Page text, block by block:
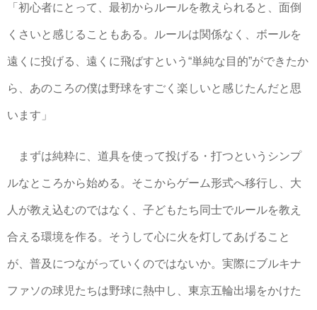
「初心者にとって、最初からルールを教えられると、面倒
くさいと感じることもある。ルールは関係なく、ボールを
遠くに投げる、遠くに飛ばすという“単純な目的”ができたか
ら、あのころの僕は野球をすごく楽しいと感じたんだと思
います」
まずは純粋に、道具を使って投げる・打つというシンプ
ルなところから始める。そこからゲーム形式へ移行し、大
人が教え込むのではなく、子どもたち同士でルールを教え
合える環境を作る。そうして心に火を灯してあげること
が、普及につながっていくのではないか。実際にブルキナ
ファソの球児たちは野球に熱中し、東京五輪出場をかけた